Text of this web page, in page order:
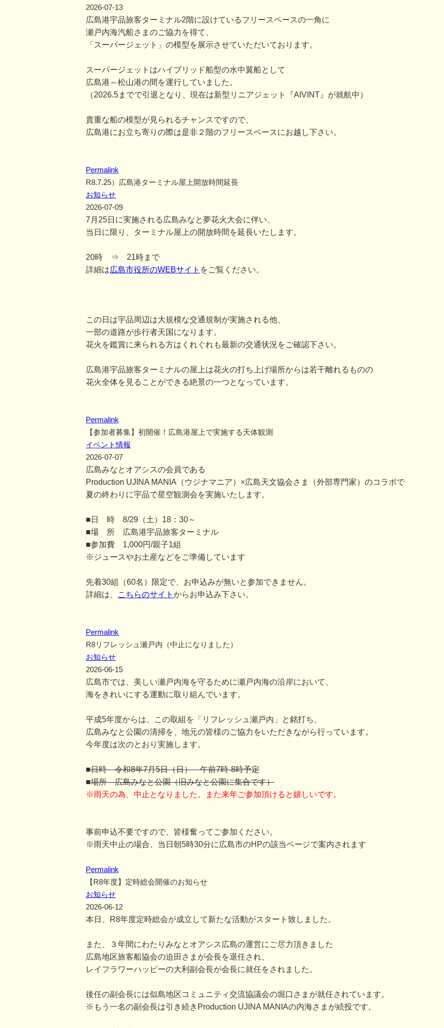
2026-07-13
広島港宇品旅客ターミナル2階に設けているフリースペースの一角に
瀬戸内海汽船さまのご協力を得て、
「スーパージェット」の模型を展示させていただいております。
スーパージェットはハイブリッド船型の水中翼船として
広島港～松山港の間を運行していました。
（2026.5までで引退となり、現在は新型リニアジェット『AIVINT』が就航中）
貴重な船の模型が見られるチャンスですので、
広島港にお立ち寄りの際は是非２階のフリースペースにお越し下さい。
Permalink
R8.7.25）広島港ターミナル屋上開放時間延長
お知らせ
2026-07-09
7月25日に実施される広島みなと夢花火大会に伴い、
当日に限り、ターミナル屋上の開放時間を延長いたします。
20時 ⇒ 21時まで
詳細は広島市役所のWEBサイト をご覧ください。
この日は宇品周辺は大規模な交通規制が実施される他、
一部の道路が歩行者天国になります。
花火を鑑賞に来られる方はくれぐれも最新の交通状況をご確認下さい。
広島港宇品旅客ターミナルの屋上は花火の打ち上げ場所からは若干離れるものの
花火全体を見ることができる絶景の一つとなっています。
Permalink
【参加者募集】初開催！広島港屋上で実施する天体観測
イベント情報
2026-07-07
広島みなとオアシスの会員である
Production UJINA MANIA（ウジナマニア）×広島天文協会さま（外部専門家）のコラボで
夏の終わりに宇品で星空観測会を実施いたします。
■日 時 8/29（土）18：30～
■場 所 広島港宇品旅客ターミナル
■参加費 1,000円/親子1組
※ジュースやお土産などをご準備しています
先着30組（60名）限定で、お申込みが無いと参加できません。
詳細は、
こちらのサイト からお申込み下さい。
Permalink
R8リフレッシュ瀬戸内（中止になりました）
お知らせ
2026-06-15
広島市では、美しい瀬戸内海を守るために瀬戸内海の沿岸において、
海をきれいにする運動に取り組んでいます。
平成5年度からは、この取組を「リフレッシュ瀬戸内」と銘打ち、
広島みなと公園の清掃を、地元の皆様のご協力をいただきながら行っています。
今年度は次のとおり実施します。
■日時 令和8年7月5日（日） 午前7時-8時予定
■場所 広島みなと公園（旧みなと公園に集合です）
※雨天の為、中止となりました。また来年ご参加頂けると嬉しいです。
事前申込不要ですので、皆様奮ってご参加ください。
※雨天中止の場合、当日朝5時30分に広島市のHPの該当ページで案内されます
Permalink
【R8年度】定時総会開催のお知らせ
お知らせ
2026-06-12
本日、R8年度定時総会が成立して新たな活動がスタート致しました。
また、３年間にわたりみなとオアシス広島の運営にご尽力頂きました
広島地区旅客船協会の迫田さまが会長を退任され、
レイフラワーハッピーの大利副会長が会長に就任をされました。
後任の副会長には似島地区コミュニティ交流協議会の堀口さまが就任されています。
※もう一名の副会長は引き続きProduction UJINA MANIAの内海さまが続投です。